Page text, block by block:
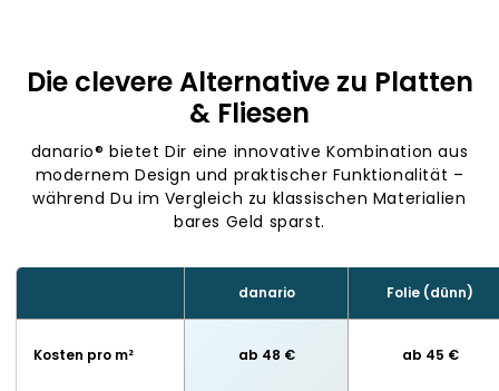
Die clevere Alternative zu Platten
& Fliesen
danario® bietet Dir eine innovative Kombination aus
modernem Design und praktischer Funktionalität –
während Du im Vergleich zu klassischen Materialien
bares Geld sparst.
danario Folie (dünn)
Kosten pro m² ab 48 € ab 45 €